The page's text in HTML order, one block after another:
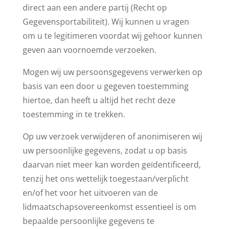
direct aan een andere partij (Recht op
Gegevensportabiliteit). Wij kunnen u vragen
om u te legitimeren voordat wij gehoor kunnen
geven aan voornoemde verzoeken.
Mogen wij uw persoonsgegevens verwerken op
basis van een door u gegeven toestemming
hiertoe, dan heeft u altijd het recht deze
toestemming in te trekken.
Op uw verzoek verwijderen of anonimiseren wij
uw persoonlijke gegevens, zodat u op basis
daarvan niet meer kan worden geïdentificeerd,
tenzij het ons wettelijk toegestaan/verplicht
en/of het voor het uitvoeren van de
lidmaatschapsovereenkomst essentieel is om
bepaalde persoonlijke gegevens te